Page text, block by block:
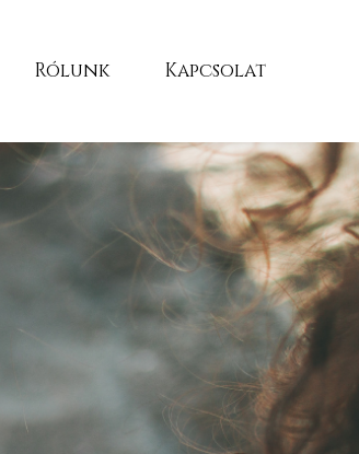
Rólunk Kapcsolat